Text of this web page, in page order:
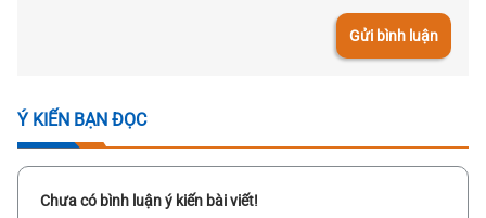
Gửi bình luận
Ý KIẾN BẠN ĐỌC
Chưa có bình luận ý kiến bài viết!